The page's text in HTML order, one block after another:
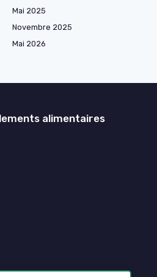
Mai 2025
Novembre 2025
Mai 2026
alimentaires